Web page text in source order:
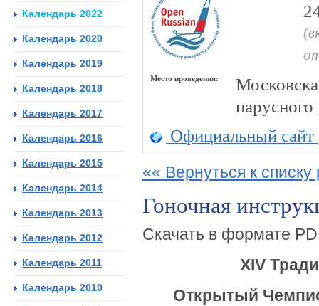
Место проведения:
Официальный сайт
«« Вернуться к списку
Гоночная
Скачать в формате
XIV
Открытый
Календарь 2022
Календарь 2020
Календарь 2019
Календарь 2018
Календарь 2017
Календарь 2016
Календарь 2015
Календарь 2014
Календарь 2013
Календарь 2012
Календарь 2011
Календарь 2010